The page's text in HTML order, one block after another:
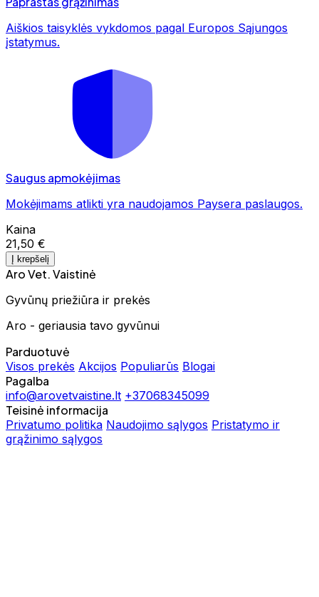
Aiškios taisyklės vykdomos pagal Europos Sąjungos
įstatymus.
Saugus apmokėjimas
Mokėjimams atlikti yra naudojamos Paysera paslaugos.
Kaina
21,50 €
Į krepšelį
Aro Vet. Vaistinė
Gyvūnų priežiūra ir prekės
Aro - geriausia tavo gyvūnui
Parduotuvė
Visos prekės Akcijos Populiarūs Blogai
Pagalba
info@arovetvaistine.lt +37068345099
Teisinė informacija
Privatumo politika Naudojimo sąlygos Pristatymo ir
grąžinimo sąlygos